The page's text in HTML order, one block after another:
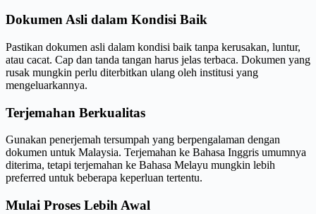
Dokumen Asli dalam Kondisi Baik
Pastikan dokumen asli dalam kondisi baik tanpa kerusakan, luntur,
atau cacat. Cap dan tanda tangan harus jelas terbaca. Dokumen yang
rusak mungkin perlu diterbitkan ulang oleh institusi yang
mengeluarkannya.
Terjemahan Berkualitas
Gunakan penerjemah tersumpah yang berpengalaman dengan
dokumen untuk Malaysia. Terjemahan ke Bahasa Inggris umumnya
diterima, tetapi terjemahan ke Bahasa Melayu mungkin lebih
preferred untuk beberapa keperluan tertentu.
Mulai Proses Lebih Awal